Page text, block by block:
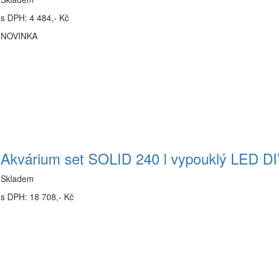
s DPH: 4 484,- Kč
NOVINKA
Akvárium set SOLID 240 l vypouklý LED
Skladem
s DPH: 18 708,- Kč